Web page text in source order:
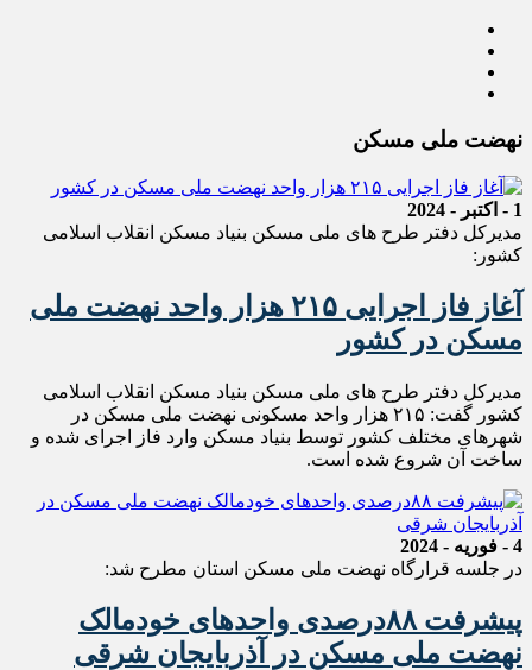
نهضت ملی مسکن
1 - اکتبر - 2024
مدیرکل دفتر طرح های ملی مسکن بنیاد مسکن انقلاب اسلامی
کشور:
آغاز فاز اجرایی ۲۱۵ هزار واحد نهضت ملی
مسکن در کشور
مدیرکل دفتر طرح های ملی مسکن بنیاد مسکن انقلاب اسلامی
کشور گفت: ۲۱۵ هزار واحد مسکونی نهضت ملی مسکن در
شهرهای مختلف کشور توسط بنیاد مسکن وارد فاز اجرای شده و
ساخت آن شروع شده است.
4 - فوریه - 2024
در جلسه قرارگاه نهضت ملی مسکن استان مطرح شد:
پیشرفت ۸۸درصدی واحد‌های خودمالک
نهضت ملی مسکن در آذربایجان شرقی